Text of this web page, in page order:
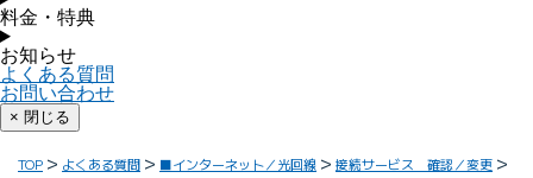
料金・特典
お知らせ
よくある質問
お問い合わせ
× 閉じる
TOP よくある質問 ■インターネット／光回線
接続サービス 確認／変更